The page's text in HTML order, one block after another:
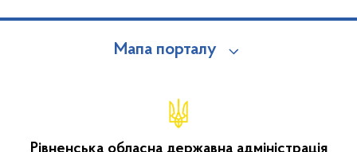
Мапа порталу
Рівненська обласна державна адміністрація